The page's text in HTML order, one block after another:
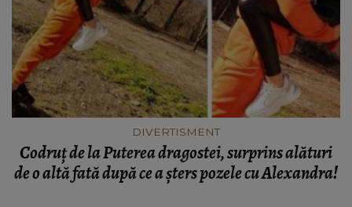
DIVERTISMENT
Codruț de la Puterea dragostei, surprins alături
de o altă fată după ce a șters pozele cu Alexandra!